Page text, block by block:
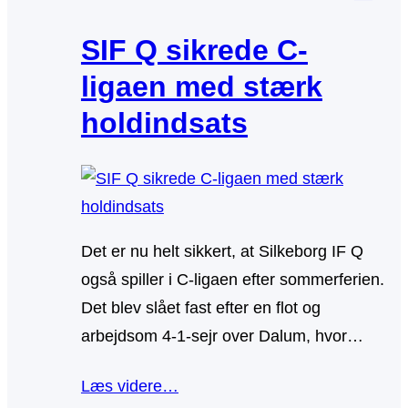
SIF Q sikrede C-
ligaen med stærk
holdindsats
Det er nu helt sikkert, at Silkeborg IF Q
også spiller i C-ligaen efter sommerferien.
Det blev slået fast efter en flot og
arbejdsom 4-1-sejr over Dalum, hvor…
Læs videre…